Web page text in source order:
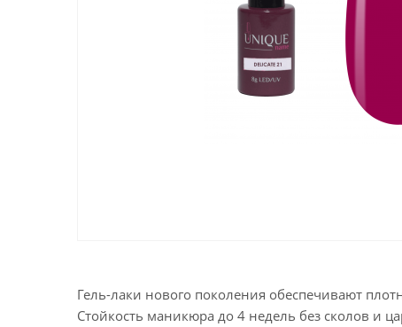
Гель-лаки нового поколения обеспечивают
Стойкость маникюра до 4 недель без сколов и